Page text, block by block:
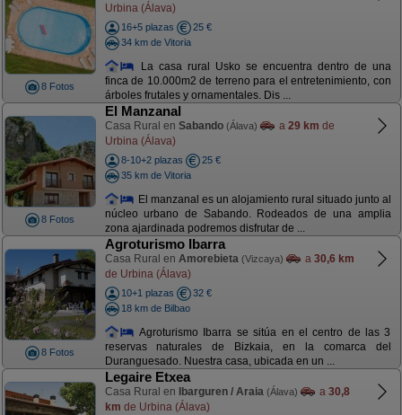
8 Fotos
Urbina (Álava)
16+5 plazas
25 €
34 km de Vitoria
La casa rural Usko se encuentra dentro de una
finca de 10.000m2 de terreno para el entretenimiento, con
árboles frutales y ornamentales. Dis ...
8 Fotos
El Manzanal
Casa Rural en Sabando (Álava) a 29 km de
Urbina (Álava)
8-10+2 plazas
25 €
35 km de Vitoria
El manzanal es un alojamiento rural situado junto al
núcleo urbano de Sabando. Rodeados de una amplia
zona ajardinada podremos disfrutar de ...
8 Fotos
Agroturismo Ibarra
Casa Rural en Amorebieta (Vizcaya) a 30,6 km
de Urbina (Álava)
10+1 plazas
32 €
18 km de Bilbao
Agroturismo Ibarra se sitúa en el centro de las 3
reservas naturales de Bizkaia, en la comarca del
Duranguesado. Nuestra casa, ubicada en un ...
Legaire Etxea
Casa Rural en Ibarguren / Araia (Álava) a 30,8
km de Urbina (Álava)